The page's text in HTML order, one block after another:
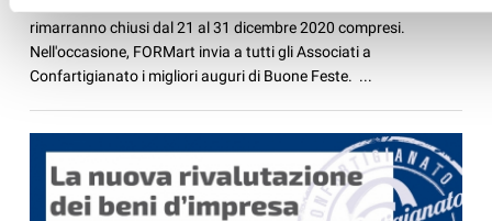
rimarranno chiusi dal 21 al 31 dicembre 2020 compresi.
Nell'occasione, FORMart invia a tutti gli Associati a
Confartigianato i migliori auguri di Buone Feste. ...